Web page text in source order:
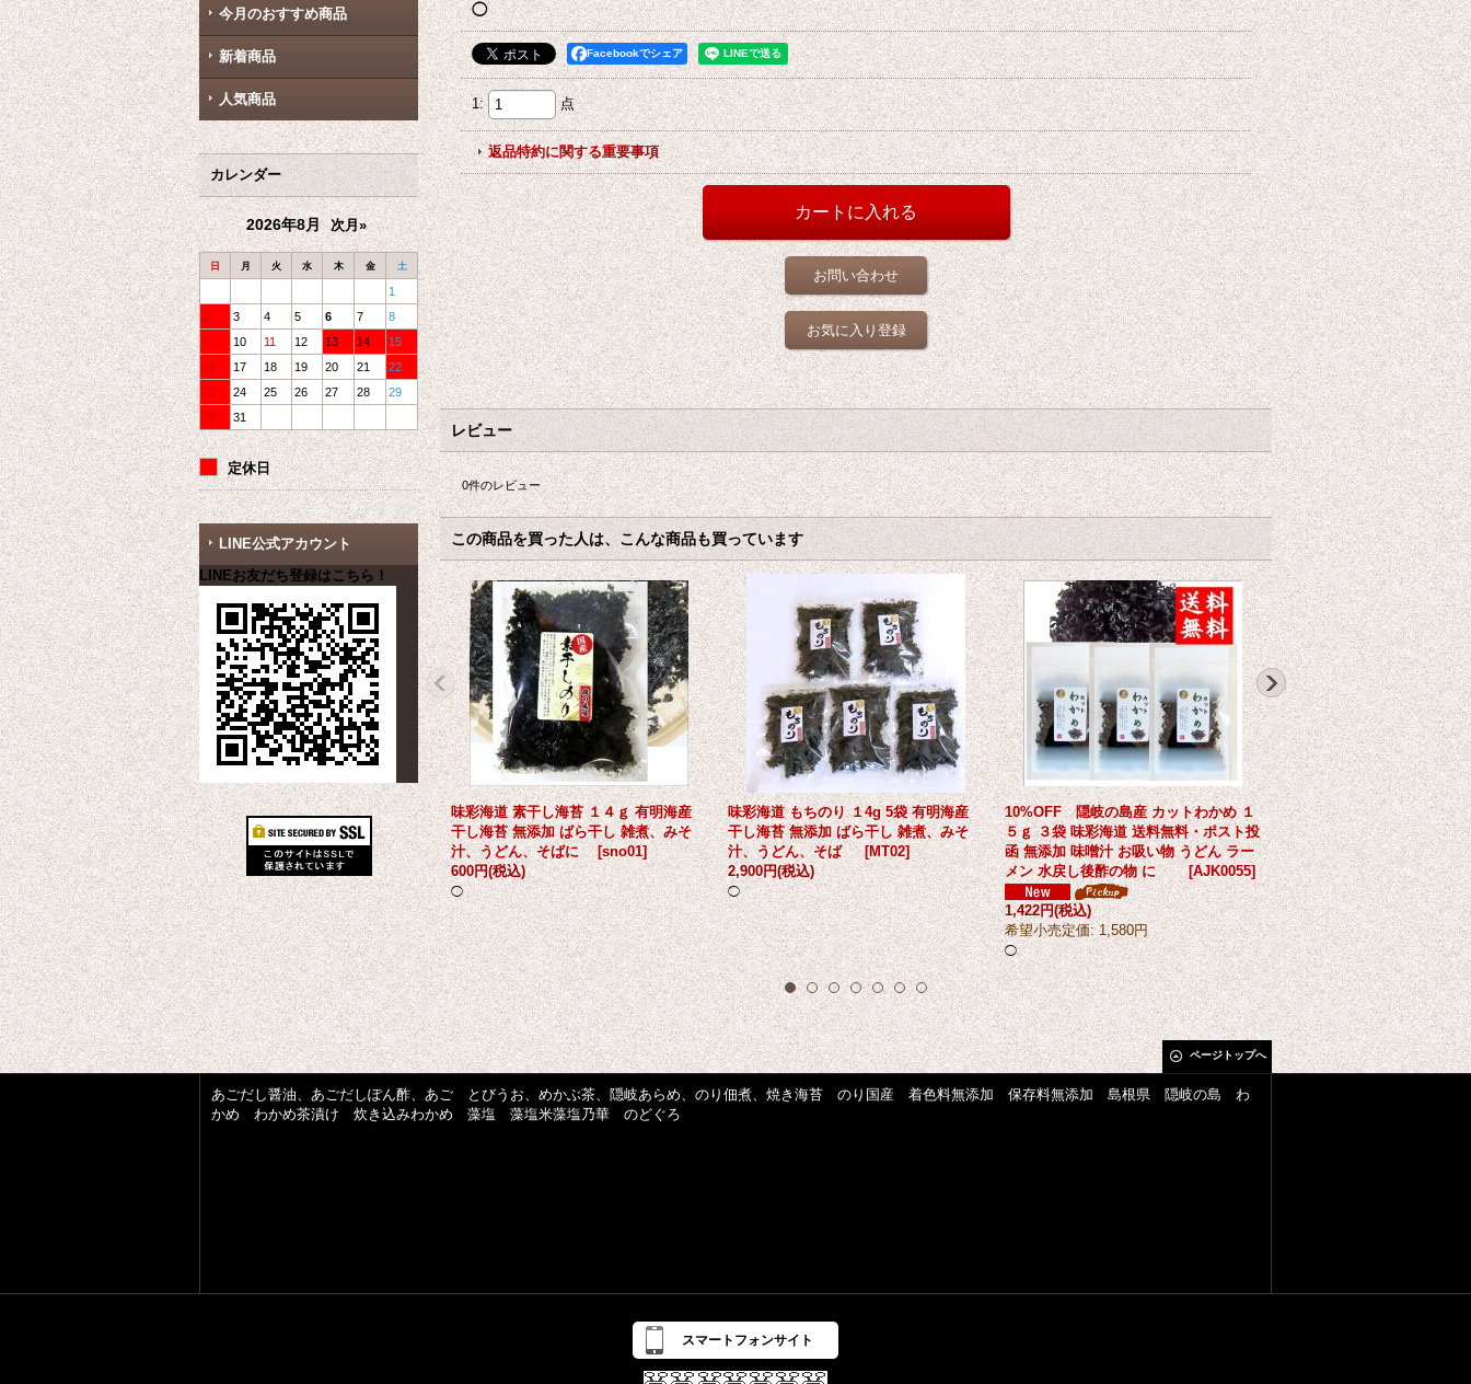
今月のおすすめ商品
新着商品
人気商品
カレンダー
2026年8月 次月»
日 月 火 水 木 金 土
1
2
3 4 5 6 7
8
9
10 11 12 13 14
15
16
17 18 19 20 21
22
23
24 25 26 27 28
29
30
31
定休日
LINE公式アカウント
LINEお友だち登録はこちら！
◯
Facebookでシェア
1: 点
返品特約に関する重要事項
お問い合わせ
お気に入り登録
レビュー
0件のレビュー
この商品を買った人は、こんな商品も買っています
味彩海道 素干し海苔 １４ｇ 有明海産
干し海苔 無添加 ばら干し 雑煮、みそ
汁、うどん、そばに [sno01]
600円(税込)
◯
味彩海道 もちのり １4g 5袋 有明海産
干し海苔 無添加 ばら干し 雑煮、みそ
汁、うどん、そば [MT02]
2,900円(税込)
◯
10%OFF 隠岐の島産 カットわかめ １
５ｇ ３袋 味彩海道 送料無料・ポスト投
函 無添加 味噌汁 お吸い物 うどん ラー
メン 水戻し後酢の物 に [AJK0055]
1,422円(税込)
希望小売定価: 1,580円
◯
味彩海道 もちのり １４g ２
料・ポスト投函 有明海産 干
加 ばら干し雑煮、みそ汁、
ば [MT03]
1,640円 (税込)
◯
ページトップへ
あごだし醤油、あごだしぽん酢、あご とびうお、めかぶ茶、隠岐あらめ、のり佃煮、焼き海苔 のり国産 着色料無添加 保存料無添加 島根県 隠岐の島 わ
かめ わかめ茶漬け 炊き込みわかめ 藻塩 藻塩米藻塩乃華 のどぐろ
スマートフォンサイト